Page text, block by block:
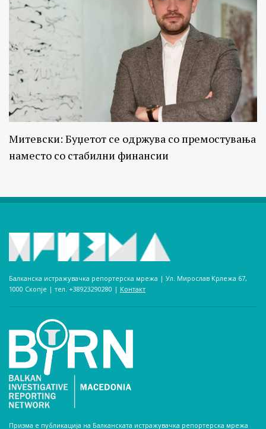
Митевски: Буџетот се одржува со премостувања
наместо со стабилни финансии
Балканска истражувачка репортерска мрежа | Ул. Мирослав Крлежа 67,
1000 Скопје | тел. +38923290280­ | Контакт
Призма е публикација на Балканската истражувачка репортерска мрежа